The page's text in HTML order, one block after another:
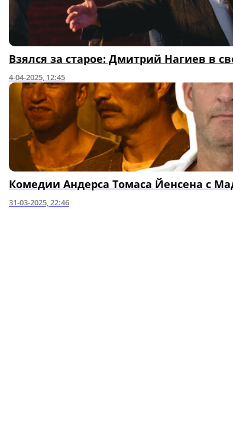
Взялся за старое: Дмитрий Нагиев в
4-04-2025, 12:45
Комедии Андерса Томаса Йенсена с
31-03-2025, 22:46